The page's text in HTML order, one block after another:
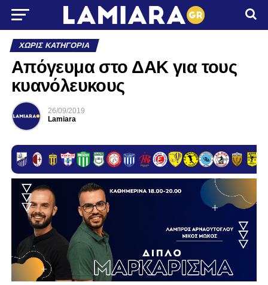
ΧΩΡΊΣ ΚΑΤΗΓΟΡΊΑ
Απόγευμα στο ΔΑΚ για τους
κυανόλευκους
26/09/2019
Lamiara